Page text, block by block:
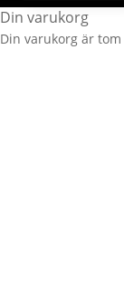
Din varukorg
Din varukorg är tom